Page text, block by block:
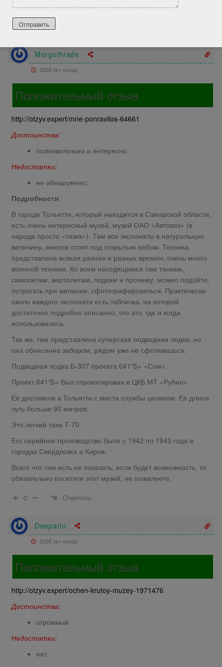
нас увидел, прочувствовал то, что прожили они…
0
Morgothrade
2026 лет назад
Положительный отзыв
http://otzyv.expert/mne-ponravilos-64661
Достоинства:
позновательно и интересно
Недостатки:
не обнаружено;
Подробности
В городе Тольятти, который находится в Самарской области,
есть очень интересный музей, музей ОАО «Автоваз» (в
народе просто «тазик»). Там все экспонаты в натуральную
величину, многие стоят под открытым небом. Техника
представлена всякая разная и разных времен, очень много
военной техники. Ко всем находящимся там танкам,
самолетам, вертолетам, лодкам и прочему, можно подойти,
потрогать при желании, сфотографироваться. Практически
около каждого экспоната есть табличка, на которой
достаточно подробно описанно, что это, где и когда
использовалось.
Так же, там представлена суперская подводная лодка, но
она обнесенна забором, рядом уже не сфоткаешься.
Подводная лодка Б-307 проекта 641″Б» «Сом».
Проект 641″Б» был спроектирован в ЦКБ МТ «Рубин».
Её доставили в Тольятти с места службы целиком. Её длина
чуть больше 90 метров.
Это легкий танк Т-70.
Его серийное производство было с 1942 по 1943 года в
городах Свердловск и Киров.
Всего что там есть не показать, если будет возможность, то
обязательно посетите этот музей, не пожалеете.
0
Ответить
Deeparin
2026 лет назад
Положительный отзыв
http://otzyv.expert/ochen-krutoy-muzey-1971476
Достоинства:
огромный
Недостатки:
нет